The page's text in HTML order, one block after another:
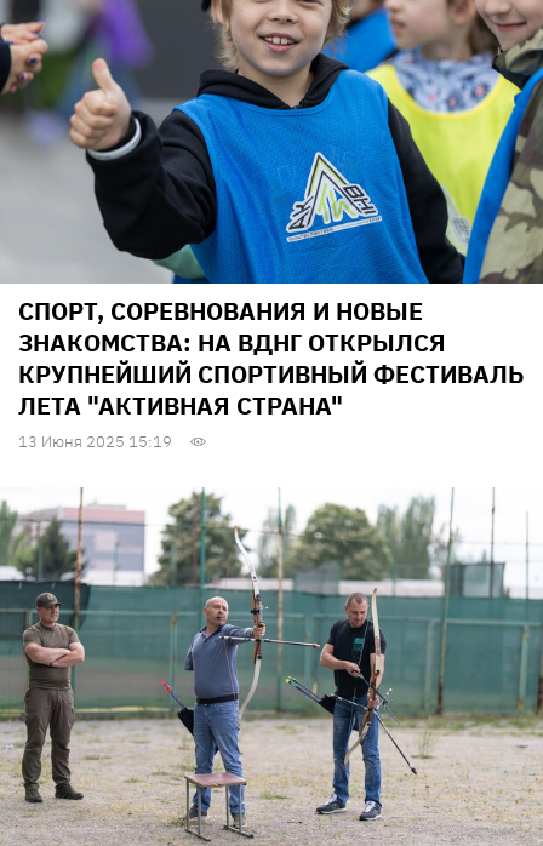
СПОРТ, СОРЕВНОВАНИЯ И НОВЫЕ
ЗНАКОМСТВА: НА ВДНГ ОТКРЫЛСЯ
КРУПНЕЙШИЙ СПОРТИВНЫЙ ФЕСТИВАЛЬ
ЛЕТА "АКТИВНАЯ СТРАНА"
13 Июня 2025 15:19